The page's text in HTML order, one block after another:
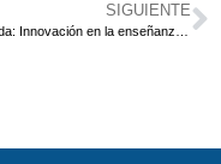
SIGUIENTE
II Jornada: Innovación en la enseñanza y matemáticas.